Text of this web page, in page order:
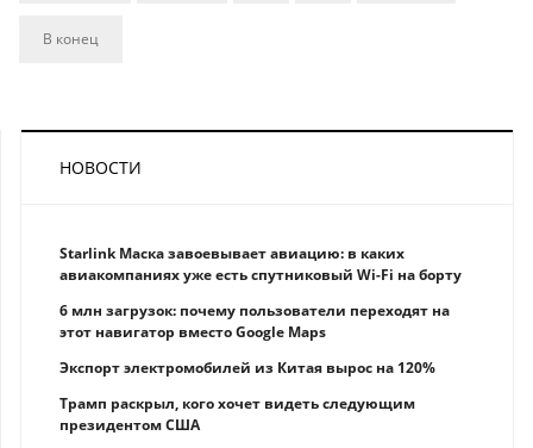
В конец
НОВОСТИ
Starlink Маска завоевывает авиацию: в каких
авиакомпаниях уже есть спутниковый Wi-Fi на борту
6 млн загрузок: почему пользователи переходят на
этот навигатор вместо Google Maps
Экспорт электромобилей из Китая вырос на 120%
Трамп раскрыл, кого хочет видеть следующим
президентом США